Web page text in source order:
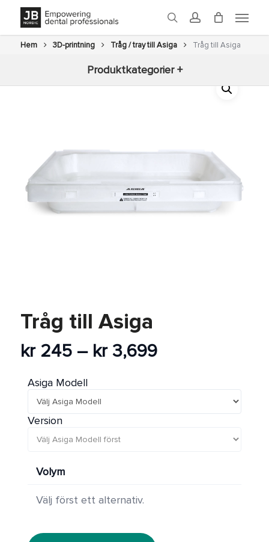
main
content
search account
Menu
Produktkategorier +
Hem 3D-printning Tråg / tray till Asiga Tråg till Asiga
Fräsning
Tråg till Asiga
kr245 – kr3,699Prisintervall:
till
Asiga Modell
Version
Volym
Välj först ett alternativ.